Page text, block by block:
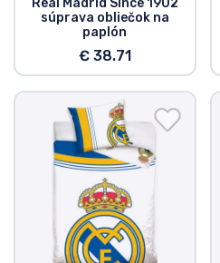
súprava obliečok na
paplón
€ 38.71
Typy výrobkov
Značky